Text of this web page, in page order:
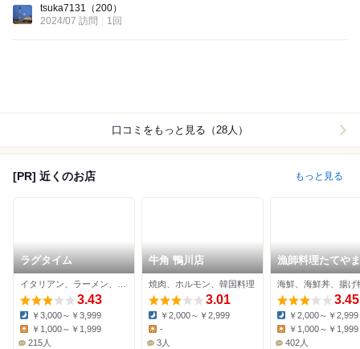
tsuka7131 （200）
2024/07 訪問
1回
口コミをもっと見る（28人）
[PR] 近くのお店 もっと見る
ラグタイム
3.43
Dinner:
￥3,000～￥3,999
￥1,000～￥1,999
215人
牛角 鴨川店
焼肉、ホルモン、韓国料理
3.01
Dinner:
￥2,000～￥2,999
Lunch:
-
3人
漁師料理たてやま
海鮮、海鮮丼、揚げ
3.45
Dinner:
￥2,000～￥2,999
￥1,000～￥1,999
402人